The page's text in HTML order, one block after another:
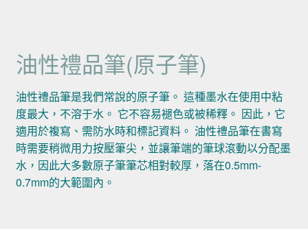
油性禮品筆(原子筆)
油性禮品筆是我們常說的原子筆。 這種墨水在使用中粘
度最大，不溶于水。 它不容易褪色或被稀釋。 因此，它
適用於複寫、需防水時和標記資料。 油性禮品筆在書寫
時需要稍微用力按壓筆尖，並讓筆端的筆球滾動以分配墨
水，因此大多數原子筆筆芯相對較厚，落在0.5mm-
0.7mm的大範圍內。